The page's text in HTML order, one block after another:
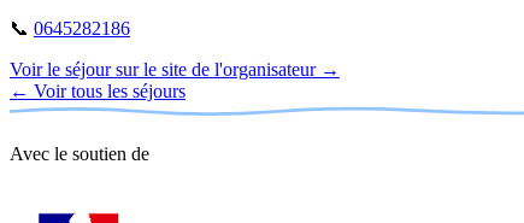
📞 0645282186
Voir le séjour sur le site de l'organisateur →
← Voir tous les séjours
Avec le soutien de